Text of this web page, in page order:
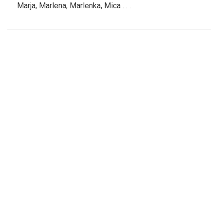
Marja, Marlena, Marlenka, Mica . . .